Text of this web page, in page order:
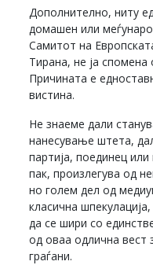
Дополнително, ниту
домашен или
Самитот на
Тирана, не ја
Причината е
вистина.
Не знаеме дали
нанесување штета,
партија, поединец или
пак, произлегува од
но голем дел од
класична
да се шири со
од оваа одлична
граѓани.